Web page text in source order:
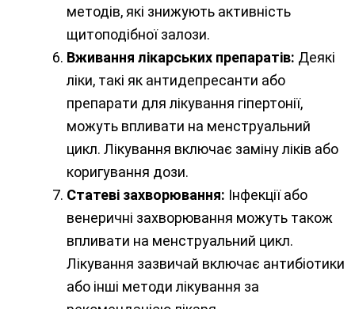
методів, які знижують активність
щитоподібної залози.
Вживання лікарських препаратів: Деякі
ліки, такі як антидепресанти або
препарати для лікування гіпертонії,
можуть впливати на менструальний
цикл. Лікування включає заміну ліків або
коригування дози.
Статеві захворювання: Інфекції або
венеричні захворювання можуть також
впливати на менструальний цикл.
Лікування зазвичай включає антибіотики
або інші методи лікування за